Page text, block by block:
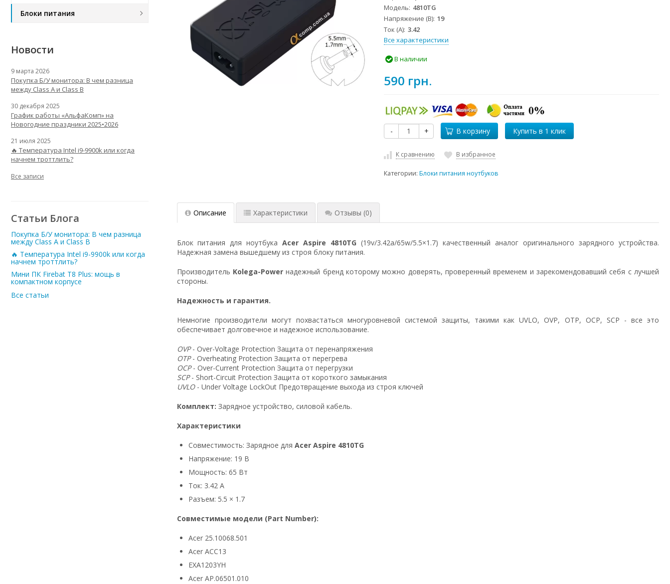
Модель 4810TG
Напряжение (В) 19
Ток (А) 3.42
Все характеристики
В наличии
590 грн.
- + В корзину
К сравнению В избранное
Категории:Блоки питания ноутбуков
Описание Характеристики Отзывы (0)
Блок питания для ноутбукаAcer Aspire 4810TG (19v/3.42a/65w/5.5×1.7) качественный аналог оригинального зарядного устройства.
Надежная замена вышедшему из строя блоку питания.
Производитель Kolega-Powerнадежный бренд которому можно доверять, проверенный временем и зарекомендовавший себя с лучшей
стороны.
Надежность и гарантия.
Немногие производители могут похвастаться многуровневой системой защиты, такими как UVLO, OVP, OTP, OCP, SCP - все это
обеспечивает долговечное и надежное использование.
OVP- Over-Voltage Protection Защита от перенапряжения
OTP- Overheating Protection Защита от перегрева
OCP- Over-Current Protection Защита от перегрузки
SCP- Short-Circuit Protection Защита от короткого замыкания
UVLO- Under Voltage LockOut Предотвращение выхода из строя ключей
Комплект: Зарядное устройство, силовой кабель.
Характеристики
Совместимость: Зарядное для Acer Aspire 4810TG
Напряжение: 19 В
Мощность: 65 Вт
Ток: 3.42 А
Разъем: 5.5 × 1.7
Совместимые модели (Part Number):
Acer 25.10068.501
Acer ACC13
EXA1203YH
Acer AP.06501.010
Блоки питания
Новости
9 марта 2026
Покупка Б/У монитора: В чем разница
между Class A и Class B
30 декабря 2025
График работы «АльфаКомп» на
Новогодние праздники 2025•2026
21 июля 2025
🔥 Температура Intel i9-9900k или когда
начнем троттлить?
Все записи
Статьи Блога
Покупка Б/У монитора: В чем разница
между Class A и Class B
🔥 Температура Intel i9-9900k или когда
начнем троттлить?
Мини ПК Firebat T8 Plus: мощь в
компактном корпусе
Все статьи